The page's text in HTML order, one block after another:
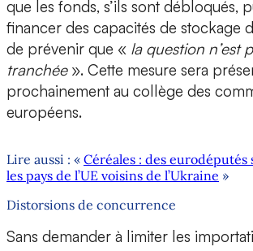
que les fonds, s’ils sont débloqués,
financer des capacités de stockage
de prévenir que « la question n’est
tranchée». Cette mesure sera
prochainement au collège des
européens.
Lire aussi : « Céréales : des
les pays de l’UE voisins de l’Ukraine »
Distorsions de concurrence
Sans demander à limiter les